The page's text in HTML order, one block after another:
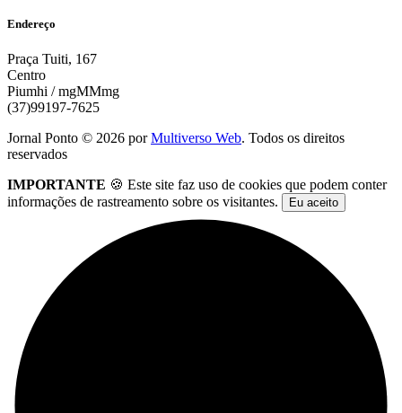
Endereço
Praça Tuiti, 167
Centro
Piumhi / mgMMmg
(37)99197-7625
Jornal Ponto © 2026 porMultiverso Web. Todos os direitos
reservados
IMPORTANTE 🍪 Este site faz uso de cookies que podem conter
informações de rastreamento sobre os visitantes.
Eu aceito